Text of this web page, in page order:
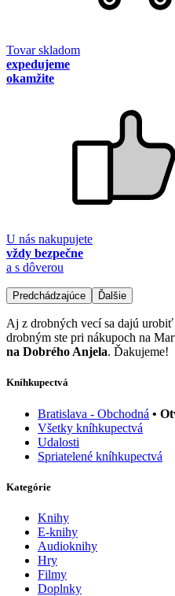
Tovar skladom
expedujeme
okamžite
U nás nakupujete
vždy bezpečne
a s dôverou
Predchádzajúce Ďalšie
Aj z drobných vecí sa dajú
drobným ste pri nákupoch na
na Dobrého Anjela. Ďakujeme!
Kníhkupectvá
Bratislava - Obchodná •
Všetky kníhkupectvá
Udalosti
Spriatelené kníhkupectvá
Kategórie
Knihy
E-knihy
Audioknihy
Hry
Filmy
Doplnky